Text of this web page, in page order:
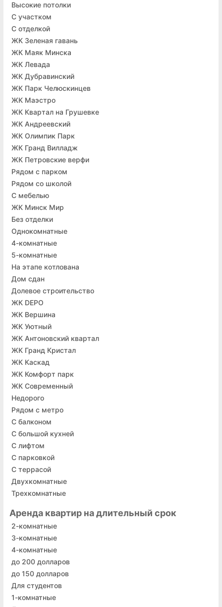
Высокие потолки
С участком
С отделкой
ЖК Зеленая гавань
ЖК Маяк Минска
ЖК Левада
ЖК Дубравинский
ЖК Парк Челюскинцев
ЖК Маэстро
ЖК Квартал на Грушевке
ЖК Андреевский
ЖК Олимпик Парк
ЖК Гранд Вилладж
ЖК Петровские верфи
Рядом с парком
Рядом со школой
С мебелью
ЖК Минск Мир
Без отделки
Однокомнатные
4-комнатные
5-комнатные
На этапе котлована
Дом сдан
Долевое строительство
ЖК DEPO
ЖК Вершина
ЖК Уютный
ЖК Антоновский квартал
ЖК Гранд Кристал
ЖК Каскад
ЖК Комфорт парк
ЖК Современный
Недорого
Рядом с метро
С балконом
С большой кухней
С лифтом
С парковкой
C террасой
Двухкомнатные
Трехкомнатные
Аренда квартир на длительный срок
2-комнатные
3-комнатные
4-комнатные
до 200 долларов
до 150 долларов
Для студентов
1-комнатные